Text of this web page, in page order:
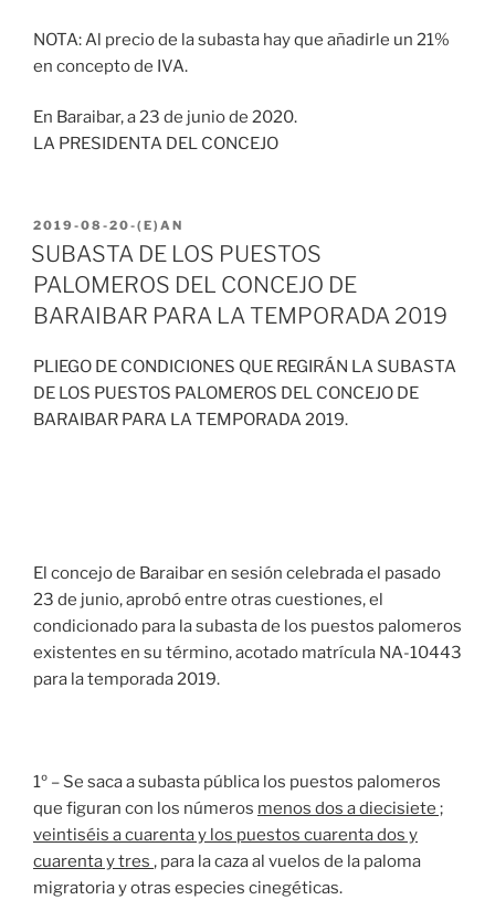
NOTA: Al precio de la subasta hay que añadirle un 21%
en concepto de IVA.
En Baraibar, a 23 de junio de 2020.
LA PRESIDENTA DEL CONCEJO
2019-08-20-(E)AN
SUBASTA DE LOS PUESTOS
PALOMEROS DEL CONCEJO DE
BARAIBAR PARA LA TEMPORADA 2019
PLIEGO DE CONDICIONES QUE REGIRÁN LA SUBASTA
DE LOS PUESTOS PALOMEROS DEL CONCEJO DE
BARAIBAR PARA LA TEMPORADA 2019.
El concejo de Baraibar en sesión celebrada el pasado
23 de junio, aprobó entre otras cuestiones, el
condicionado para la subasta de los puestos palomeros
existentes en su término, acotado matrícula NA-10443
para la temporada 2019.
1º – Se saca a subasta pública los puestos palomeros
que figuran con los números menos dos a diecisiete ;
veintiséis a cuarenta y los puestos cuarenta dos y
cuarenta y tres , para la caza al vuelos de la paloma
migratoria y otras especies cinegéticas.